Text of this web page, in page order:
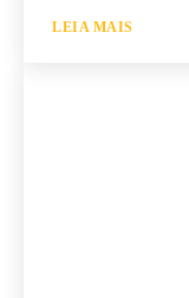
LEIA MAIS